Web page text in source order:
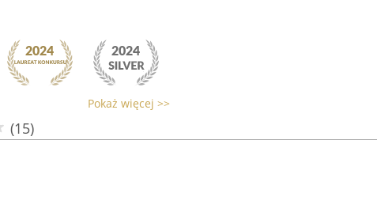
Pokaż więcej >>
(15)